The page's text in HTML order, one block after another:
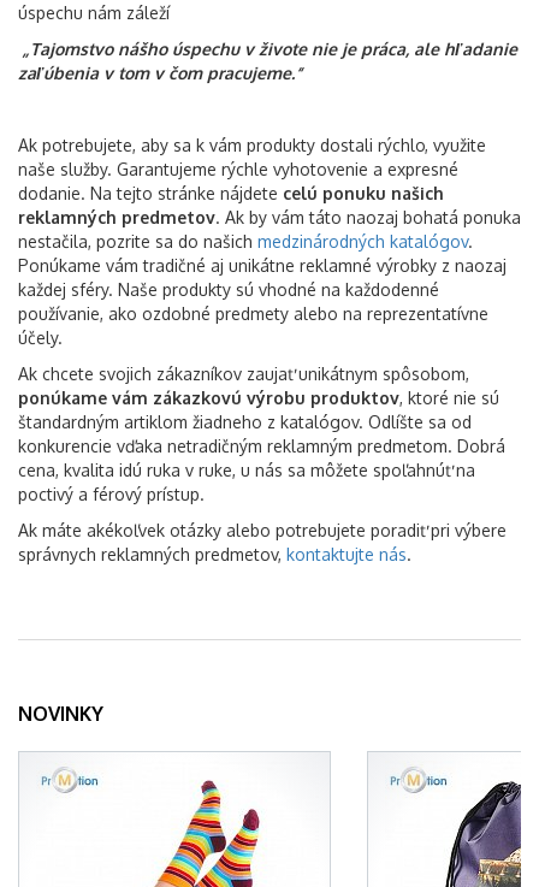
01.12
AKCIA KONČÍ:
Vianočné darčekové predmety
Vianočné firemné večierky sú už čoskoro tu, je
najavo, že si ich prácu vážite? Niekto to vybaví
veľmi jednoducho darčekovou poukážkou alebo
venuje svojim kolegom o jeden vianočný úsmev
naviac. Je však v našej povahe, že vždy čakáme
čosi viac – viacoriginality či osobného
prístupu. Preto vám ponúkameunikátne
darčekové predmety, ktoré sú vhodným
darčekom na Vianoce –hrnčeky, darčekové
sady, sladkosti a zimné oblečenie
. Vyberte si
z našej ponuky ešte dnes, aby ste stihli mať
úspechu nám záleží
„Tajomstvo nášho úspechu v živote nie je práca, ale hľadanie
zaľúbenia v tom v čom pracujeme.“
Ak potrebujete, aby sa k vám produkty dostali rýchlo, využite
naše služby. Garantujeme rýchle vyhotovenie a expresné
dodanie. Na tejto stránke nájdete celú ponuku našich
reklamných predmetov. Ak by vám táto naozaj bohatá ponuka
nestačila, pozrite sa do našich medzinárodných katalógov.
Ponúkame vám tradičné aj unikátne reklamné výrobky z naozaj
každej sféry. Naše produkty sú vhodné na každodenné
používanie, ako ozdobné predmety alebo na reprezentatívne
účely.
Ak chcete svojich zákazníkov zaujať unikátnym spôsobom,
ponúkame vám zákazkovú výrobu produktov, ktoré nie sú
štandardným artiklom žiadneho z katalógov. Odlíšte sa od
konkurencie vďaka netradičným reklamným predmetom. Dobrá
cena, kvalita idú ruka v ruke, u nás sa môžete spoľahnúť na
poctivý a férový prístup.
Ak máte akékoľvek otázky alebo potrebujete poradiť pri výbere
správnych reklamných predmetov, kontaktujte nás.
NOVINKY